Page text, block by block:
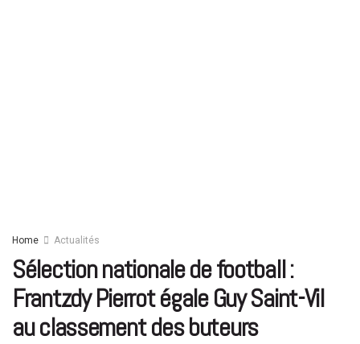
Home Actualités
Sélection nationale de football :
Frantzdy Pierrot égale Guy Saint-Vil
au classement des buteurs